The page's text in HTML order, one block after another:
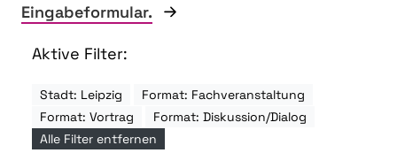
Eingabeformular.
Aktive Filter:
Stadt: Leipzig
Format: Fachveranstaltung
Format: Vortrag
Format: Diskussion/Dialog
Alle Filter entfernen